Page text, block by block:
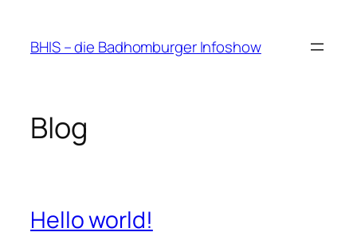
springen
BHIS – die Badhomburger Infoshow
Blog
Hello world!